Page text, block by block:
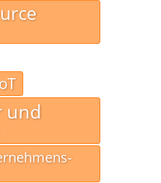
und